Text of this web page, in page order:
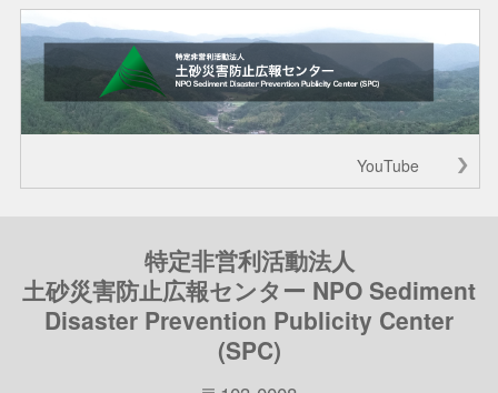
YouTube
特定非営利活動法人
土砂災害防止広報センター NPO Sediment
Disaster Prevention Publicity Center
(SPC)